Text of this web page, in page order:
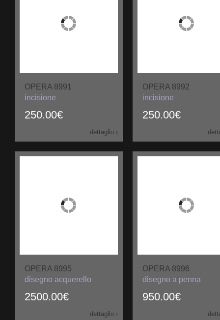
OPERA 8991
250.00€
incisione
dettaglio ›
OPERA 8992
250.00€
incisione
OPERA 8995
2500.00€
disegno acquerello
dettaglio ›
OPERA 8996
950.00€
disegno a penna